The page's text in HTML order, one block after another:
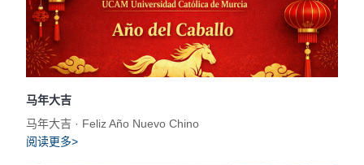
马年大吉
马年大吉 · Feliz Año Nuevo Chino
阅读更多>